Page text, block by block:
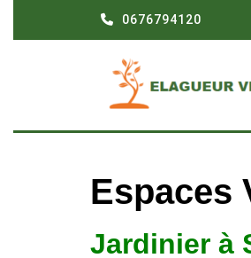
0676794120
Espaces
Jardinier à